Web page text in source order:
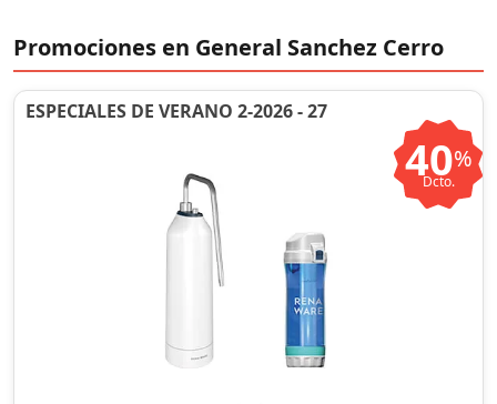
Promociones en General Sanchez Cerro
ESPECIALES DE VERANO 2-2026 - 27
40%
Dcto.